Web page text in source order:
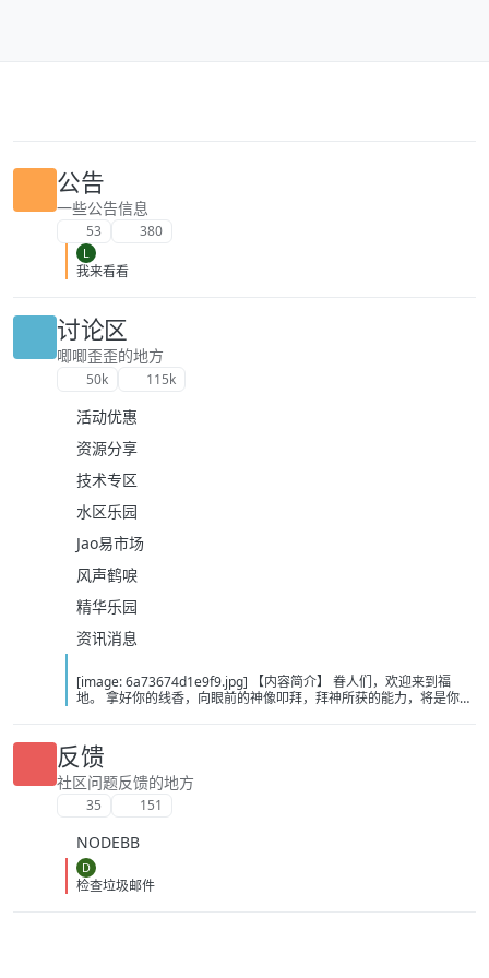
公告
一些公告信息
53 380
L
我来看看
讨论区
唧唧歪歪的地方
50k 115k
活动优惠
资源分享
技术专区
水区乐园
Jao易市场
风声鹤唳
精华乐园
资讯消息
[image: 6a73674d1e9f9.jpg] 【内容简介】 眷人们，欢迎来到福
地。 拿好你的线香，向眼前的神像叩拜，拜神所获的能力，将是你们
悲剧轮回…… 【作者简介】 作者：幻梦猎人，起点中文网作者，代表
作品：《灾厄收容所》《诡异分解指南》《天灾疯人院》《基因收容
所》等 【下载地址】 百度：
https://pan.baidu.com/s/1CTpsB1_Ju5NwzAhO0MvwZQ?pwd=9a1v
夸克：https://pan.quark.cn/s/ffe07719ebb3?pwd=aUYh 移动：
反馈
社区问题反馈的地方
35 151
NODEBB
D
检查垃圾邮件